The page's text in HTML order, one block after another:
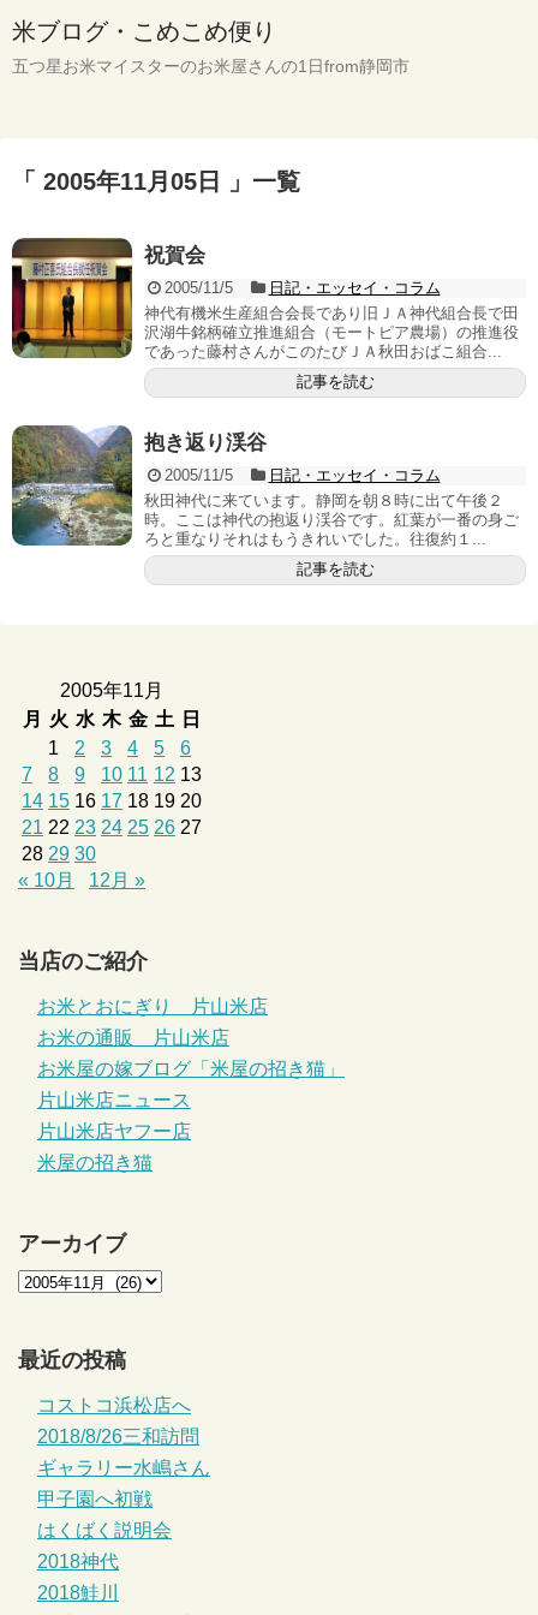
米ブログ・こめこめ便り
五つ星お米マイスターのお米屋さんの1日from静岡市
「 2005年11月05日 」一覧
祝賀会
2005/11/5
日記・エッセイ・コラム
神代有機米生産組合会長であり旧ＪＡ神代組合長で田
沢湖牛銘柄確立推進組合（モートピア農場）の推進役
であった藤村さんがこのたびＪＡ秋田おばこ組合...
記事を読む
抱き返り渓谷
2005/11/5
日記・エッセイ・コラム
秋田神代に来ています。静岡を朝８時に出て午後２
時。ここは神代の抱返り渓谷です。紅葉が一番の身ご
ろと重なりそれはもうきれいでした。往復約１...
記事を読む
2005年11月
月
火 水 木 金 土
日
1
2 3 4 5
6
7
8 9 10 11 12 13
14 15 16 17 18 19 20
21 22 23 24 25 26 27
28 29 30
« 10月
12月 »
当店のご紹介
お米とおにぎり 片山米店
お米の通販 片山米店
お米屋の嫁ブログ「米屋の招き猫」
片山米店ニュース
片山米店ヤフー店
米屋の招き猫
アーカイブ
最近の投稿
コストコ浜松店へ
2018/8/26三和訪問
ギャラリー水嶋さん
甲子園へ初戦
はくばく説明会
2018神代
2018鮭川